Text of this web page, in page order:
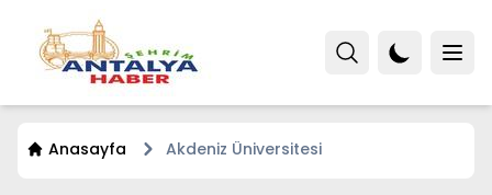
Anasayfa Akdeniz Üniversitesi